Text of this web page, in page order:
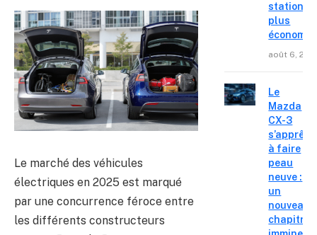
Le marché des véhicules
électriques en 2025 est marqué
par une concurrence féroce entre
les différents constructeurs
stations
plus
août 6,
Le
Mazda
CX-3
s’apprête
à faire
peau
neuve :
un
nouveau
chapitre